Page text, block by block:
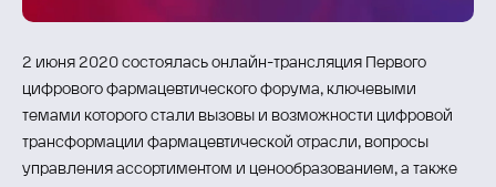
2 июня 2020 состоялась онлайн-трансляция Первого
цифрового фармацевтического форума, ключевыми
темами которого стали вызовы и возможности цифровой
трансформации фармацевтической отрасли, вопросы
управления ассортиментом и ценообразованием, а также